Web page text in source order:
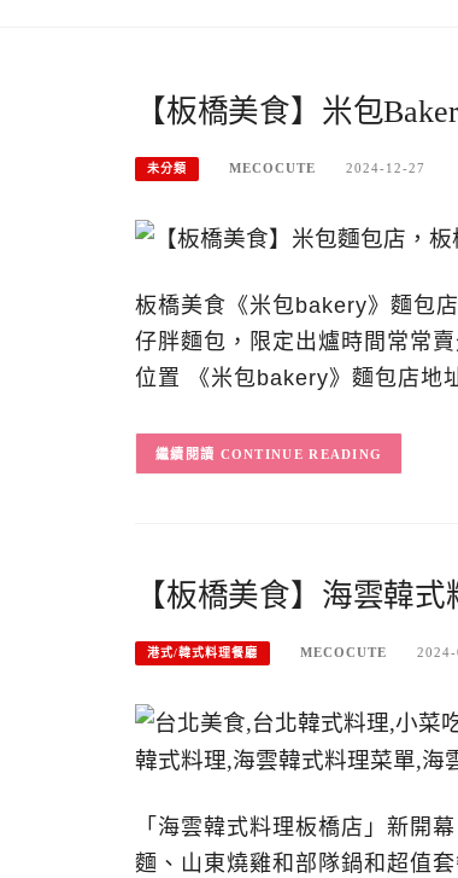
【板橋美食】米包
未分類 MECOCUTE 2024-12-27
板橋美食《米包bakery》麵包
仔胖麵包，限定出爐時間常常
位置 《米包bakery》麵包店地
CONTINUE READING
【板橋美食】海雲韓
港式/韓式料理餐廳 MECOCUTE
「海雲韓式料理板橋店」新開
麵、山東燒雞和部隊鍋和超值